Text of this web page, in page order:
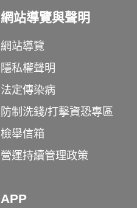
網站導覽與聲明
網站導覽
隱私權聲明
法定傳染病
防制洗錢/打擊資恐專區
檢舉信箱
營運持續管理政策
APP